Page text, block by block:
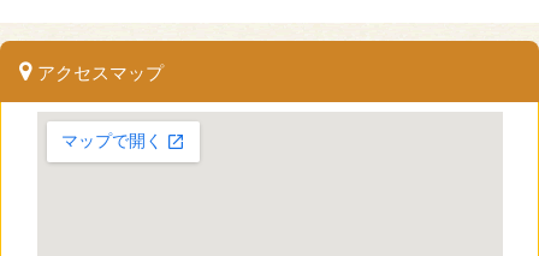
アクセスマップ